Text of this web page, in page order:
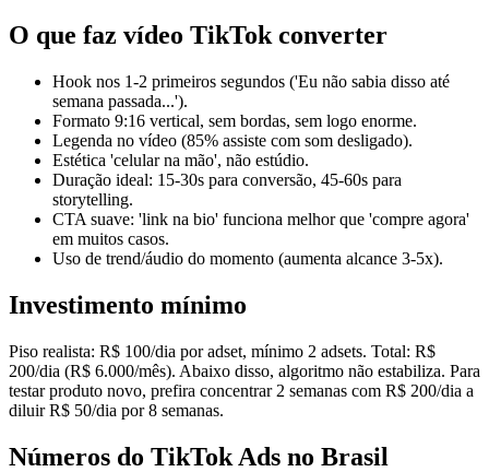
O que faz vídeo TikTok converter
Hook nos 1-2 primeiros segundos ('Eu não sabia disso até
semana passada...').
Formato 9:16 vertical, sem bordas, sem logo enorme.
Legenda no vídeo (85% assiste com som desligado).
Estética 'celular na mão', não estúdio.
Duração ideal: 15-30s para conversão, 45-60s para
storytelling.
CTA suave: 'link na bio' funciona melhor que 'compre agora'
em muitos casos.
Uso de trend/áudio do momento (aumenta alcance 3-5x).
Investimento mínimo
Piso realista: R$ 100/dia por adset, mínimo 2 adsets. Total: R$
200/dia (R$ 6.000/mês). Abaixo disso, algoritmo não estabiliza. Para
testar produto novo, prefira concentrar 2 semanas com R$ 200/dia a
diluir R$ 50/dia por 8 semanas.
Números do TikTok Ads no Brasil